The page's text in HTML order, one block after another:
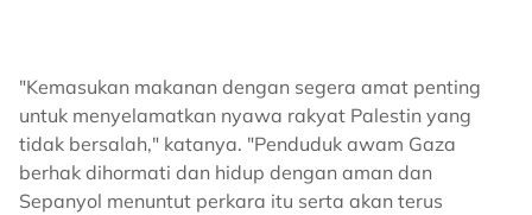
"Kemasukan makanan dengan segera amat penting
untuk menyelamatkan nyawa rakyat Palestin yang
tidak bersalah," katanya. "Penduduk awam Gaza
berhak dihormati dan hidup dengan aman dan
Sepanyol menuntut perkara itu serta akan terus